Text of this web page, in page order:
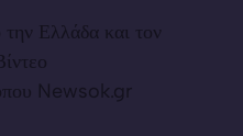
Ελλάδα και τον
Newsok.gr